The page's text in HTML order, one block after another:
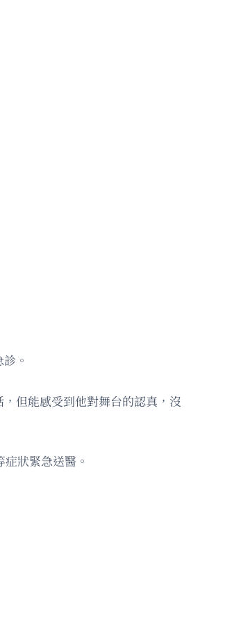
。
但能感受到他對舞台的認真，沒
狀緊急送醫。